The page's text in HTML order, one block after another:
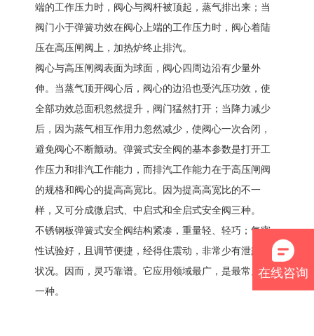
端的工作压力时，阀心与阀杆被顶起，蒸气排出来；当
阀门小于弹簧功效在阀心上端的工作压力时，阀心着陆
压在高压闸阀上，加热炉终止排汽。
阀心与高压闸阀表面为球面，阀心四周边沿有少量外
伸。当蒸气顶开阀心后，阀心的边沿也受汽压功效，使
全部功效总面积忽然提升，阀门猛然打开；当降力减少
后，因为蒸气相互作用力忽然减少，使阀心一次合闭，
避免阀心不断颤动。弹簧式安全阀的基本参数是打开工
作压力和排汽工作能力，而排汽工作能力在于高压闸阀
的规格和阀心的提高高宽比。因为提高高宽比的不一
样，又可分成微启式、中启式和全启式安全阀三种。
不锈钢板弹簧式安全阀结构紧凑，重量轻、轻巧；气密
性试验好，且调节便捷，经得住震动，非常少有泄露的
状况。因而，灵巧靠谱。它应用领域最广，是最常见的
一种。
在线咨询